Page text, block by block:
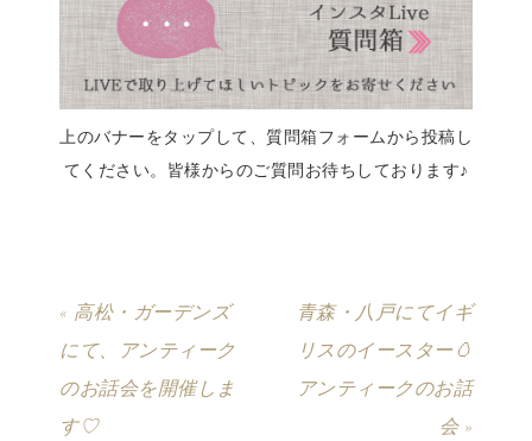
上のバナーをタップして、質問箱フォームから投稿し
てください。皆様からのご質問お待ちしております♪
« 高松・ガーデンズ
にて、アンティーク
のお話会を開催しま
す♡
青森・八戸にてイギ
リスのイースター🥚
アンティークのお話
会 »